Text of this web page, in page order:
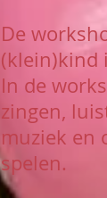
De
(klein)kind
In de
zingen,
muziek en
spelen.